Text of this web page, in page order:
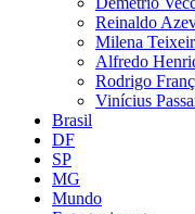
Reinaldo
Milena
Alfredo
Rodrigo
Vinícius
Brasil
DF
SP
MG
Mundo